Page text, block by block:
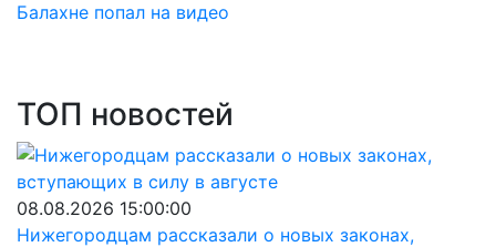
Балахне попал на видео
ТОП новостей
08.08.2026 15:00:00
Нижегородцам рассказали о новых законах,